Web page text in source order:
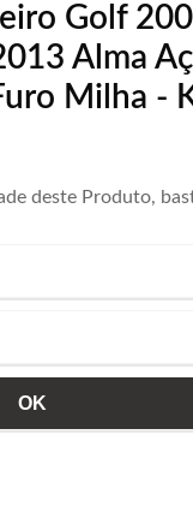
Golf
Alma
Milha -
deste Produto,